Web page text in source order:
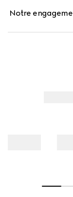
Notre